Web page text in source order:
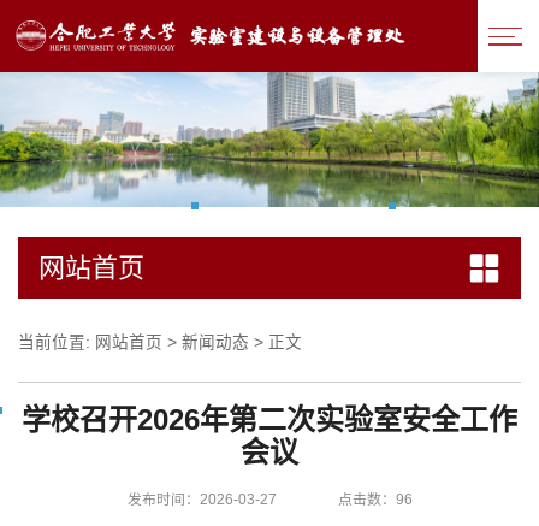
网站首页
当前位置: 网站首页 > 新闻动态 > 正文
学校召开2026年第二次实验室安全工作
会议
发布时间：2026-03-27 点击数： 96